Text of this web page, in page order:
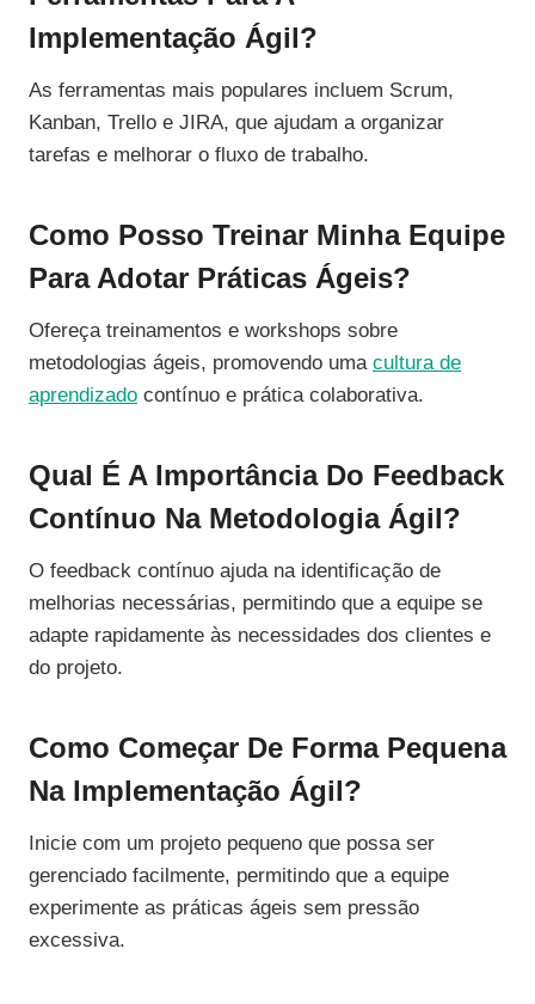
Implementação Ágil?
As ferramentas mais populares incluem Scrum,
Kanban, Trello e JIRA, que ajudam a organizar
tarefas e melhorar o fluxo de trabalho.
Como Posso Treinar Minha Equipe
Para Adotar Práticas Ágeis?
Ofereça treinamentos e workshops sobre
metodologias ágeis, promovendo uma cultura de
aprendizado contínuo e prática colaborativa.
Qual É A Importância Do Feedback
Contínuo Na Metodologia Ágil?
O feedback contínuo ajuda na identificação de
melhorias necessárias, permitindo que a equipe se
adapte rapidamente às necessidades dos clientes e
do projeto.
Como Começar De Forma Pequena
Na Implementação Ágil?
Inicie com um projeto pequeno que possa ser
gerenciado facilmente, permitindo que a equipe
experimente as práticas ágeis sem pressão
excessiva.